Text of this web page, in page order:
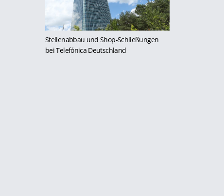
Stellenabbau und Shop-Schließungen
bei Telefónica Deutschland